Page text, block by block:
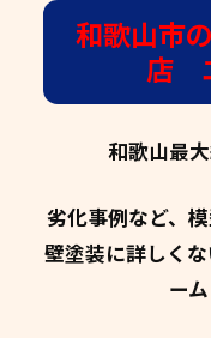
和歌山市
店
和歌山最
劣化事例など、
壁塗装に詳しく
ー